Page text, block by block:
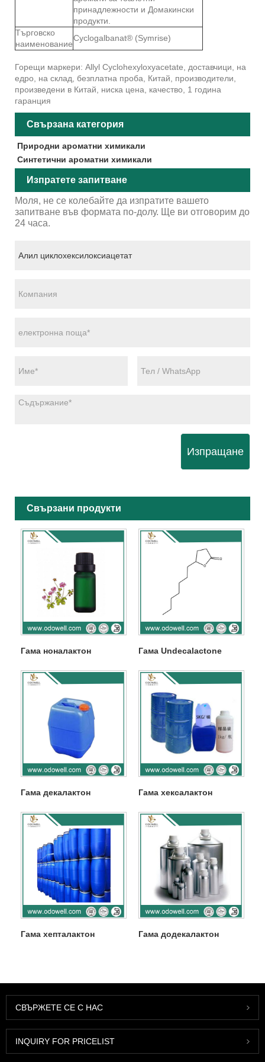
принадлежности и Домакински
продукти.
Търговско
наименование
Cyclogalbanat® (Symrise)
Горещи маркери: Allyl Cyclohexyloxyacetate, доставчици, на
едро, на склад, безплатна проба, Китай, производители,
произведени в Китай, ниска цена, качество, 1 година
гаранция
Свързана категория
Природни ароматни химикали
Синтетични ароматни химикали
Изпратете запитване
Моля, не се колебайте да изпратите вашето
запитване във формата по-долу. Ще ви отговорим до
24 часа.
Изпращане
Свързани продукти
Гама ноналактон Гама Undecalactone
Гама декалактон Гама хексалактон
Гама хепталактон Гама додекалактон
СВЪРЖЕТЕ СЕ С НАС
INQUIRY FOR PRICELIST